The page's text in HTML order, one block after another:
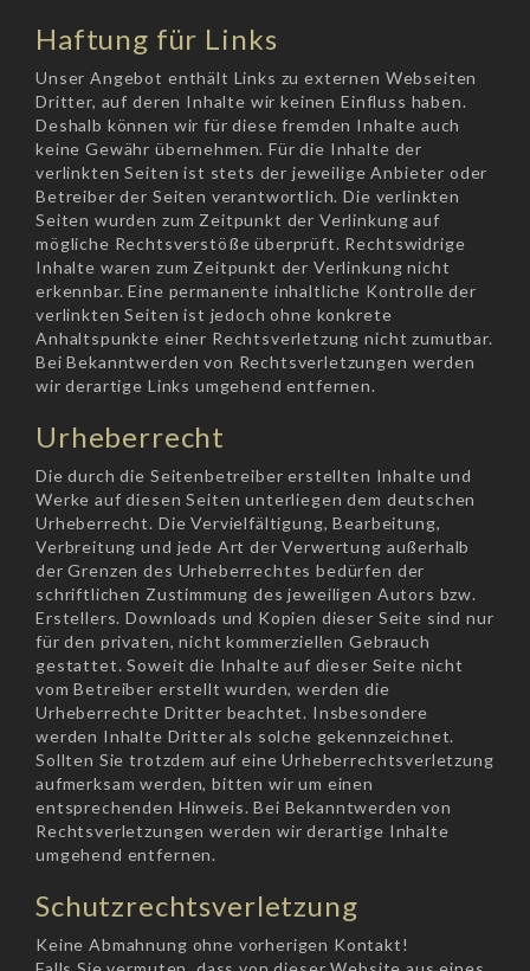
Haftung für Links
Unser Angebot enthält Links zu externen Webseiten
Dritter, auf deren Inhalte wir keinen Einfluss haben.
Deshalb können wir für diese fremden Inhalte auch
keine Gewähr übernehmen. Für die Inhalte der
verlinkten Seiten ist stets der jeweilige Anbieter oder
Betreiber der Seiten verantwortlich. Die verlinkten
Seiten wurden zum Zeitpunkt der Verlinkung auf
mögliche Rechtsverstöße überprüft. Rechtswidrige
Inhalte waren zum Zeitpunkt der Verlinkung nicht
erkennbar. Eine permanente inhaltliche Kontrolle der
verlinkten Seiten ist jedoch ohne konkrete
Anhaltspunkte einer Rechtsverletzung nicht zumutbar.
Bei Bekanntwerden von Rechtsverletzungen werden
wir derartige Links umgehend entfernen.
Urheberrecht
Die durch die Seitenbetreiber erstellten Inhalte und
Werke auf diesen Seiten unterliegen dem deutschen
Urheberrecht. Die Vervielfältigung, Bearbeitung,
Verbreitung und jede Art der Verwertung außerhalb
der Grenzen des Urheberrechtes bedürfen der
schriftlichen Zustimmung des jeweiligen Autors bzw.
Erstellers. Downloads und Kopien dieser Seite sind nur
für den privaten, nicht kommerziellen Gebrauch
gestattet. Soweit die Inhalte auf dieser Seite nicht
vom Betreiber erstellt wurden, werden die
Urheberrechte Dritter beachtet. Insbesondere
werden Inhalte Dritter als solche gekennzeichnet.
Sollten Sie trotzdem auf eine Urheberrechtsverletzung
aufmerksam werden, bitten wir um einen
entsprechenden Hinweis. Bei Bekanntwerden von
Rechtsverletzungen werden wir derartige Inhalte
umgehend entfernen.
Schutzrechtsverletzung
Keine Abmahnung ohne vorherigen Kontakt!